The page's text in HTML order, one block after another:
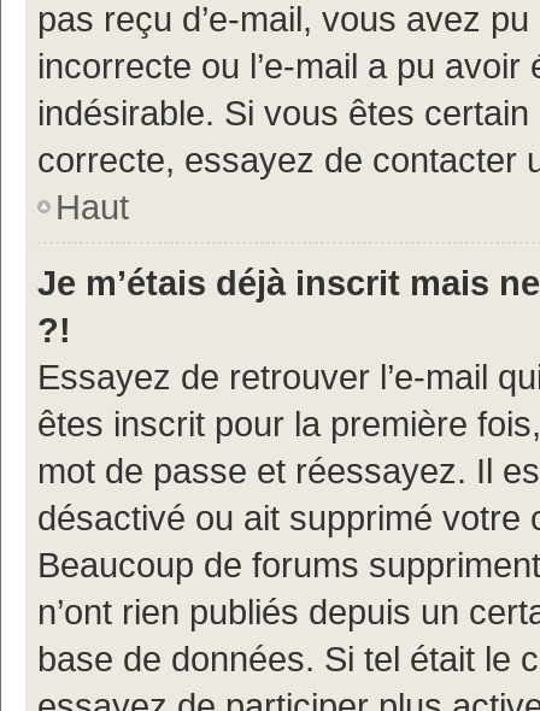
pas reçu d’e-mail, vous avez
incorrecte ou l’e-mail a pu
indésirable. Si vous êtes
correcte, essayez de contacter
Haut
Je m’étais déjà inscrit mais
?!
Essayez de retrouver l’e-mail
êtes inscrit pour la première
mot de passe et réessayez. Il
désactivé ou ait supprimé votre
Beaucoup de forums
n’ont rien publiés depuis un
base de données. Si tel était le